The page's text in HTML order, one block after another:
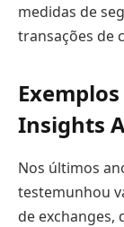
medidas de
transações de
Insights
Nos últimos
testemunhou
de exchanges,